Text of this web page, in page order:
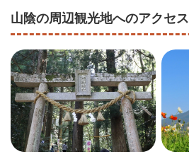
山陰の周辺観光地へのアクセス